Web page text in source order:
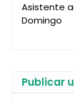
Asistente
Domingo
Publicar